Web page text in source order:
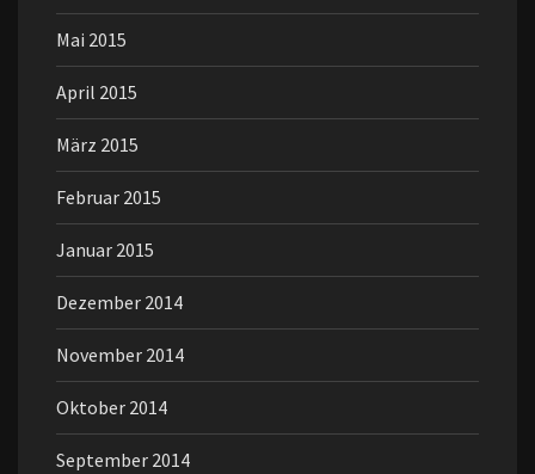
Mai 2015
April 2015
März 2015
Februar 2015
Januar 2015
Dezember 2014
November 2014
Oktober 2014
September 2014